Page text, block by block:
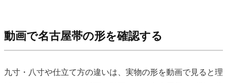
動画で名古屋帯の形を確認する
九寸・八寸や仕立て方の違いは、実物の形を動画で見ると理